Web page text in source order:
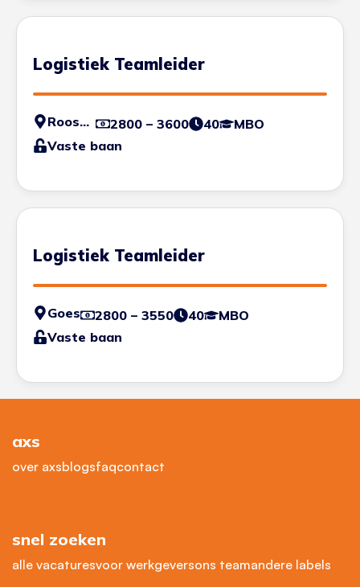
Logistiek Teamleider
Roosendaal 2800 – 3600 40
MBO
Vaste baan
Logistiek Teamleider
Goes 2800 – 3550 40
MBO
Vaste baan
axs
over axsblogsfaqcontact
snel zoeken
alle vacaturesvoor werkgeversons teamandere labels